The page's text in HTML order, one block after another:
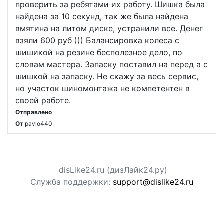
проверить за ребятами их работу. Шишка была
найдена за 10 секунд, так же была найдена
вмятина на литом диске, устранили все. Денег
взяли 600 руб ))) Балансировка колеса с
шишикой на резине бесполезное дело, по
словам мастера. Запаску поставил на перед а с
шишкой на запаску. Не скажу за весь сервис,
но участок шиномонтажа не компетентен в
своей работе.
Отправлено
От pavlo440
disLike24.ru (дизЛайк24.ру)
Служба поддержки: support@dislike24.ru